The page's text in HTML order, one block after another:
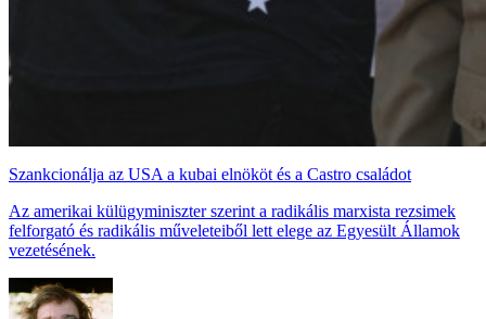
Szankcionálja az USA a kubai elnököt és a Castro családot
Az amerikai külügyminiszter szerint a radikális marxista rezsimek
felforgató és radikális műveleteiből lett elege az Egyesült Államok
vezetésének.